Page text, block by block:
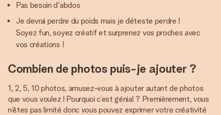
Pas besoin d'abdos
Je devrai perdre du poids mais je déteste perdre !
Soyez fun, soyez créatif et surprenez vos proches avec
vos créations !
Combien de photos puis-je ajouter ?
1, 2, 5, 10 photos, amusez-vous à ajouter autant de photos
que vous voulez ! Pourquoi c’est génial ? Premièrement, vous
n’êtes pas limité donc vous pouvez exprimer votre créativité